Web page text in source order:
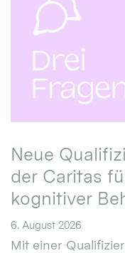
Neue
der Caritas
kognitiver
6. August 2026
Mit einer